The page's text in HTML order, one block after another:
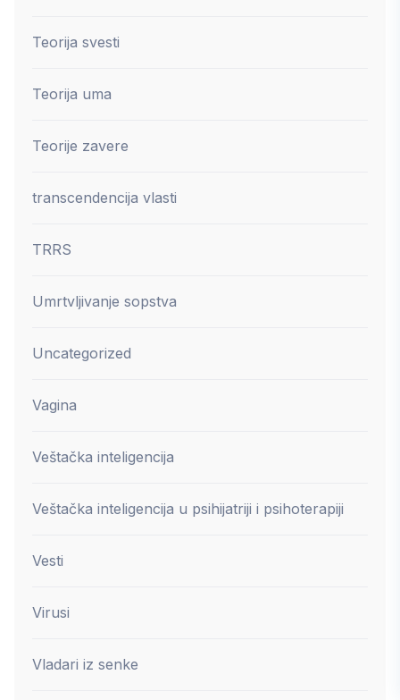
Teorija svesti
Teorija uma
Teorije zavere
transcendencija vlasti
TRRS
Umrtvljivanje sopstva
Uncategorized
Vagina
Veštačka inteligencija
Veštačka inteligencija u psihijatriji i psihoterapiji
Vesti
Virusi
Vladari iz senke